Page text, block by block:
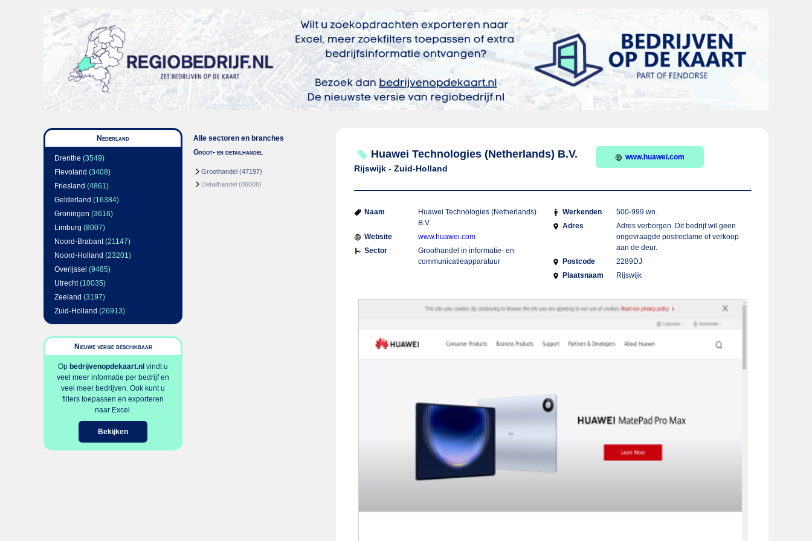
Nederland
Drenthe (3549)
Flevoland (3408)
Friesland (4861)
Gelderland (16384)
Groningen (3616)
Limburg (8007)
Noord-Brabant(21147)
Noord-Holland (23201)
Overijssel (9485)
Utrecht(10035)
Zeeland (3197)
Zuid-Holland (26913)
Nieuwe versie beschikbaar
Op bedrijvenopdekaart.nl vindt u
veel meer informatie per bedrijf en
veel meer bedrijven. Ook kunt u
filters toepassen en exporteren
naar Excel.
Bekijken
Alle sectoren en branches
Groot- en detailhandel
Groothandel (47197)
Detailhandel (86606)
Huawei Technologies (Netherlands) B.V.
Rijswijk - Zuid-Holland
www.huawei.com
Naam
Huawei Technologies (Netherlands)
B.V.
Website
www.huawei.com
Sector
Groothandel in informatie- en
communicatieapparatuur
Werkenden
500-999 wn.
Adres
Adres verborgen. Dit bedrijf wil geen
ongevraagde postreclame of verkoop
aan de deur.
Postcode
2289DJ
Plaatsnaam
Rijswijk